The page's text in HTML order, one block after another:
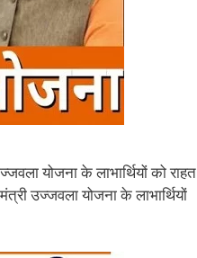
योजना के लाभार्थियों को राहत
उज्जवला योजना के लाभार्थियों